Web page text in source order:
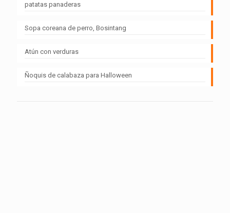
patatas panaderas
Sopa coreana de perro, Bosintang
Atún con verduras
Ñoquis de calabaza para Halloween